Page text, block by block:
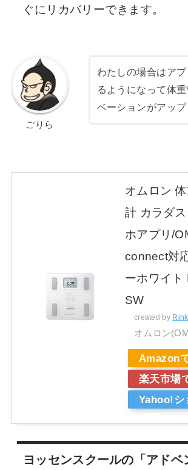
ぐにリカバリーできます。
ごりら
わたしの場合はア
るようになって体
ベーションがアッ
オムロン
計 カラダ
ホアプリ/
connect対
ーホワイト
SW
created by
オムロン
Amazon
楽天市場
Yahoo!シ
ヨッセンスクールの「アドベ